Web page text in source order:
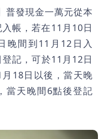
普發現金一萬元從本
帳，若在11月10日
晚間到11月12日入
記，可於11月12日
18日以後，當天晚
當天晚間6點後登記